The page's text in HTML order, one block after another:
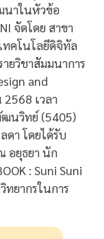
นาในหัวข้อ
จัดโดย สาขา
คโนโลยีดิจิทัล
ยวิชาสัมมนาการ
and
เวลา
นวิทย์ (5405)
ดา โดยได้รับ
อยุธยา นัก
: Suni Suni
ทยากรในการ